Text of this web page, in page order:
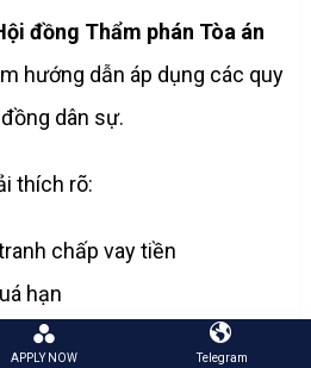
đồng Thẩm phán Tòa án
hướng dẫn áp dụng các quy
dân sự.
thích rõ:
chấp vay tiền
hạn
ghi lãi suất vượt mức cho
APPLY NOW Telegram